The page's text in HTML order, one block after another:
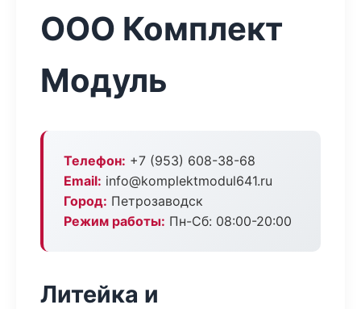
ООО Комплект
Модуль
Телефон: +7 (953) 608-38-68
Email: info@komplektmodul641.ru
Город: Петрозаводск
Режим работы: Пн-Сб: 08:00-20:00
Литейка и